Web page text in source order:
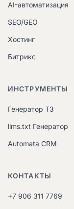
AI-автоматизация
SEO/GEO
Хостинг
Битрикс
ИНСТРУМЕНТЫ
Генератор ТЗ
llms.txt Генератор
Automata CRM
КОНТАКТЫ
+7 906 311 7769